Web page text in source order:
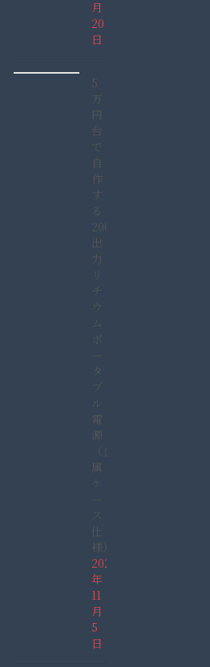
月
20
日
5
万
円
台
で
自
作
す
る
2000W
出
力
リ
チ
ウ
ム
ポ
ー
タ
ブ
ル
電
源
（金
属
ケ
ー
ス
仕
様）
2021
年
11
月
5
日